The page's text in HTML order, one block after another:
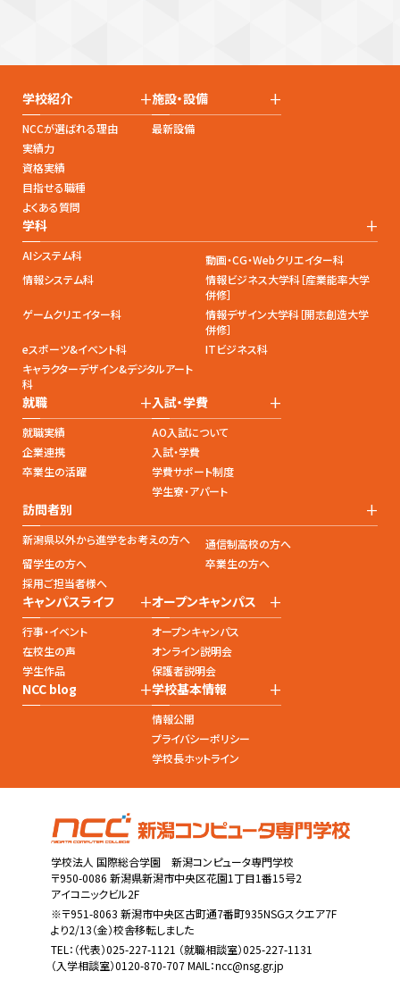
学校紹介 +
NCCが選ばれる理由
実績力
資格実績
目指せる職種
よくある質問
施設・設備 +
最新設備
学科 +
AIシステム科
動画・CG・Webクリエイター科
情報システム科
情報ビジネス大学科［産業能率大学
併修］
ゲームクリエイター科
情報デザイン大学科［開志創造大学
併修］
eスポーツ&イベント科
ITビジネス科
キャラクターデザイン&デジタルアート
科
就職 +
就職実績
企業連携
卒業生の活躍
入試・学費 +
AO入試について
入試・学費
学費サポート制度
学生寮・アパート
訪問者別 +
新潟県以外から進学をお考えの方へ
通信制高校の方へ
留学生の方へ
卒業生の方へ
採用ご担当者様へ
キャンパスライフ +
行事・イベント
在校生の声
学生作品
オープンキャンパス +
オープンキャンパス
オンライン説明会
保護者説明会
NCC blog +学校基本情報 +
情報公開
プライバシーポリシー
学校長ホットライン
学校法人 国際総合学園 新潟コンピュータ専門学校
〒950-0086 新潟県新潟市中央区花園1丁目1番15号2
アイコニックビル2F
※〒951-8063 新潟市中央区古町通7番町935NSGスクエア7F
より2/13（金）校舎移転しました
TEL： （代表）025-227-1121 （就職相談室）025-227-1131
（入学相談室）0120-870-707 MAIL：ncc@nsg.gr.jp